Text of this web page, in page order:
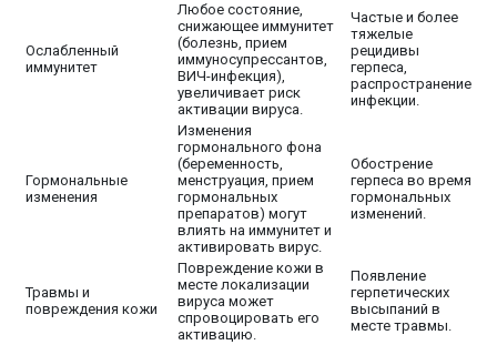
Ослабленный
иммунитет
Любое состояние,
снижающее иммунитет
(болезнь, прием
иммуносупрессантов,
ВИЧ-инфекция),
увеличивает риск
активации вируса.
Частые и более
тяжелые
рецидивы
герпеса,
распространение
инфекции.
Гормональные
изменения
Изменения
гормонального фона
(беременность,
менструация, прием
гормональных
препаратов) могут
влиять на иммунитет и
активировать вирус.
Обострение
герпеса во время
гормональных
изменений.
Травмы и
повреждения кожи
Повреждение кожи в
месте локализации
вируса может
спровоцировать его
активацию.
Появление
герпетических
высыпаний в
месте травмы.